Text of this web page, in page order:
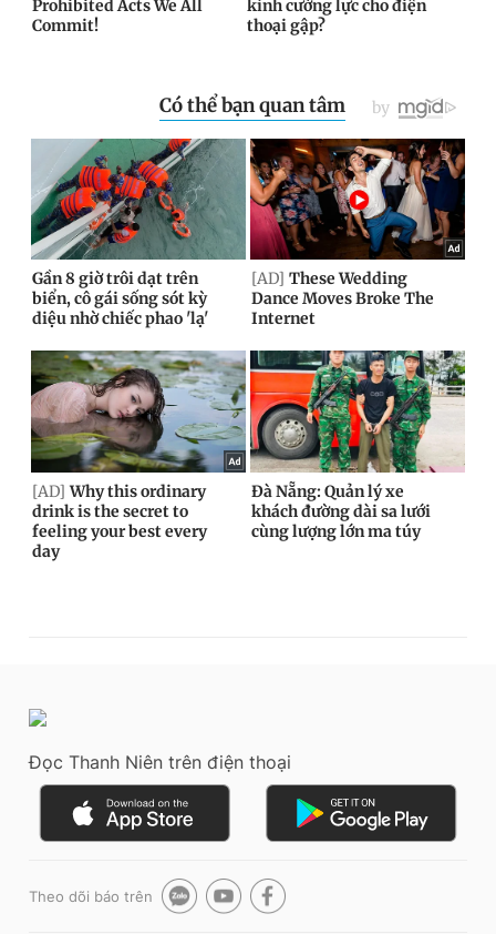
Đọc Thanh Niên trên điện thoại
Theo dõi báo trên